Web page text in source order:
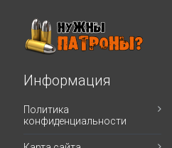
Информация
Политика
конфиденциальности